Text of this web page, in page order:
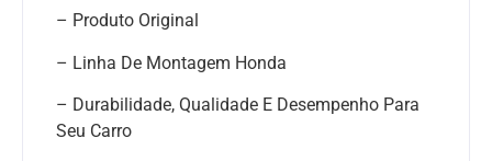
– Produto Original
– Linha De Montagem Honda
– Durabilidade, Qualidade E Desempenho Para
Seu Carro